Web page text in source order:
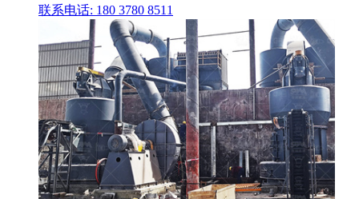
联系电话: 180 3780 8511